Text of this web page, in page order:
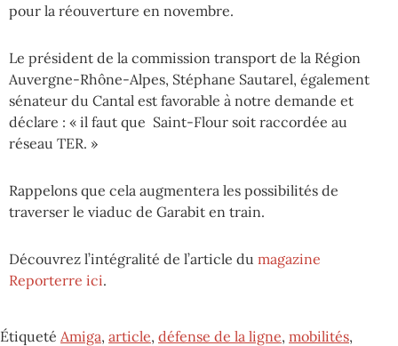
pour la réouverture en novembre.
Le président de la commission transport de la Région
Auvergne-Rhône-Alpes, Stéphane Sautarel, également
sénateur du Cantal est favorable à notre demande et
déclare : « il faut que Saint-Flour soit raccordée au
réseau TER. »
Rappelons que cela augmentera les possibilités de
traverser le viaduc de Garabit en train.
Découvrez l’intégralité de l’article du magazine
Reporterre ici.
Étiqueté Amiga, article, défense de la ligne, mobilités,